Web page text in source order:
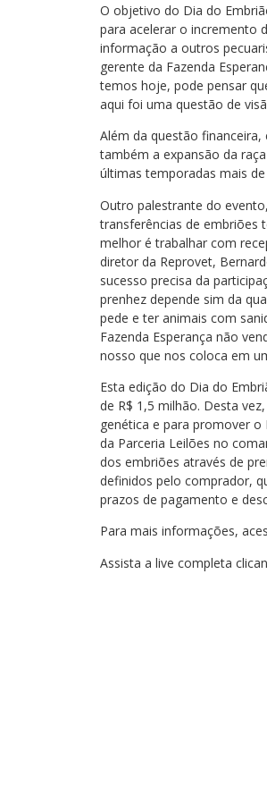
O objetivo do Dia do
para acelerar o incremento
informação a outros
gerente da Fazenda
temos hoje, pode pensar
aqui foi uma questão de
Além da questão
também a expansão da
últimas temporadas mais
Outro palestrante do
transferências de embriões
melhor é trabalhar com
diretor da Reprovet,
sucesso precisa da
prenhez depende sim da
pede e ter animais com
Fazenda Esperança não
nosso que nos coloca em
Esta edição do Dia do
de R$ 1,5 milhão. Desta
genética e para promover o
da Parceria Leilões no
dos embriões através de
definidos pelo comprador,
prazos de pagamento e
Para mais informações,
Assista a live completa